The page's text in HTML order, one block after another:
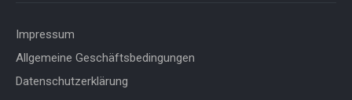
Impressum
Allgemeine Geschäftsbedingungen
Datenschutzerklärung